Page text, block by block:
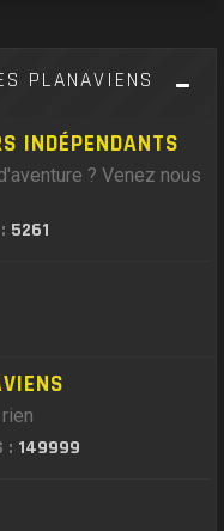
PLANAVIENS
INDÉPENDANTS
? Venez nous
5261
: 149999